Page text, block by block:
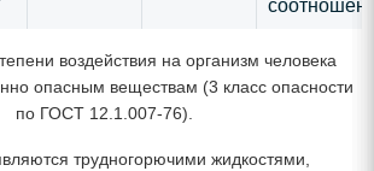
воздействия на организм человека
опасным веществам (3 класс опасности
по ГОСТ 12.1.007-76).
трудногорючими жидкостями,